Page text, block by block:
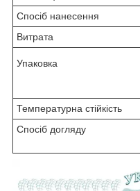
Спосіб нанесення
Витрата
Упаковка
Температурна стійкість
Спосіб догляду